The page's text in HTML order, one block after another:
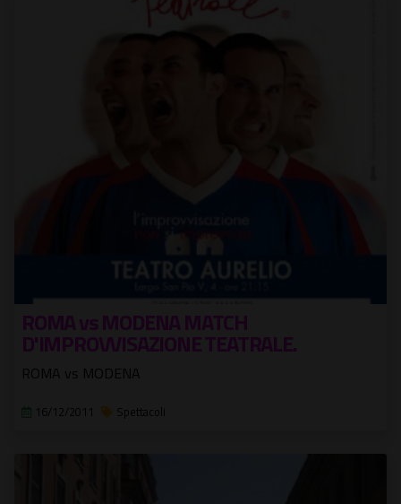
ROMA vs MODENA MATCH
D'IMPROVVISAZIONE TEATRALE.
ROMA vs MODENA
16/12/2011 Spettacoli